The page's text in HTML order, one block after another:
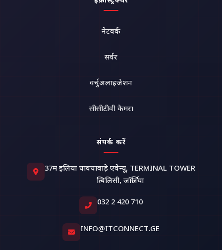
नेटवर्क
सर्वर
वर्चुअलाइजेशन
सीसीटीवी कैमरा
संपर्क करें
37म इलिया चावचावाड़े एवेन्यू, TERMINAL TOWER
त्बिलिसी, जॉर्जिया
032 2 420 710
INFO@ITCONNECT.GE